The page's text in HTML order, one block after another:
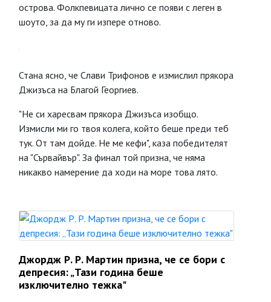
острова. Фолкпевицата лично се появи с леген в
шоуто, за да му ги изпере отново.
Стана ясно, че Слави Трифонов е измислил прякора
Джизъса на Благой Георгиев.
"Не си харесвам прякора Джизъса изобщо.
Измисли ми го твоя колега, който беше преди теб
тук. От там дойде. Не ме кефи", каза победителят
на "Сървайвър". За финал той призна, че няма
никакво намерение да ходи на море това лято.
Джордж Р. Р. Мартин призна, че се бори с
депресия: „Тази година беше
изключително тежка"